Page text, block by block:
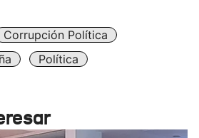
Corrupción Política
Política